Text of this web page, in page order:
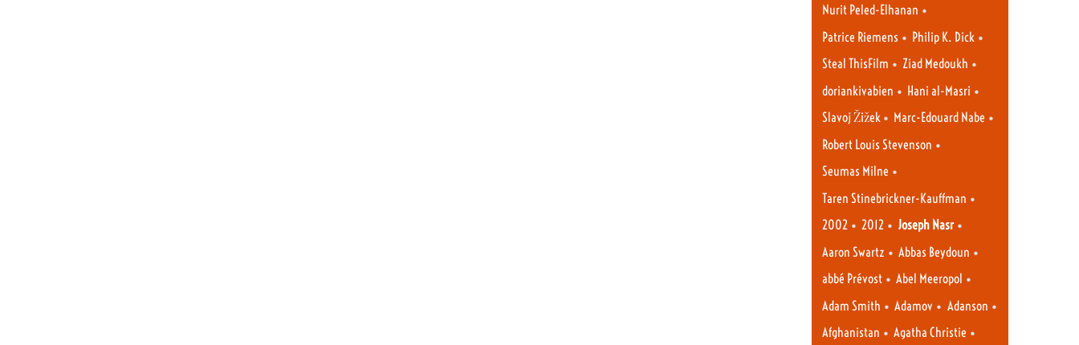
Nurit Peled-Elhanan •
Patrice Riemens • Philip K. Dick •
Steal ThisFilm • Ziad Medoukh •
doriankivabien • Hani al-Masri •
Slavoj Žižek • Marc-Edouard Nabe •
Robert Louis Stevenson •
Seumas Milne •
Taren Stinebrickner-Kauffman •
2002 • 2012 • Joseph Nasr•
Aaron Swartz • Abbas Beydoun •
abbé Prévost • Abel Meeropol •
Adam Smith • Adamov • Adanson •
Afghanistan • Agatha Christie •